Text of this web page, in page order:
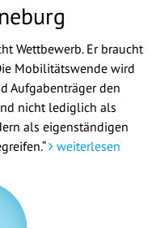
Wettbewerb. Er braucht
Mobilitätswende wird
Aufgabenträger den
nicht lediglich als
als eigenständigen
weiterlesen